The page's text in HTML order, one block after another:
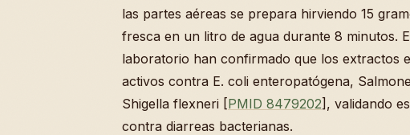
las partes aéreas se prepara hirviendo 15
fresca en un litro de agua durante 8 minutos.
laboratorio han confirmado que los extractos
activos contra E. coli enteropatógena,
Shigella flexneri [PMID 8479202], validando
contra diarreas bacterianas.